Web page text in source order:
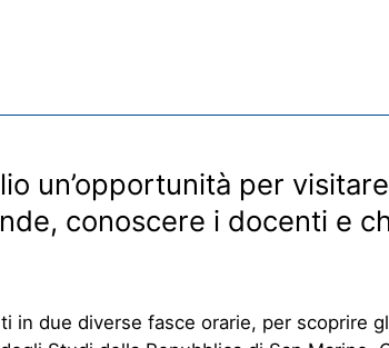
un’opportunità per
conoscere i docenti e
in due diverse fasce orarie, per scoprire